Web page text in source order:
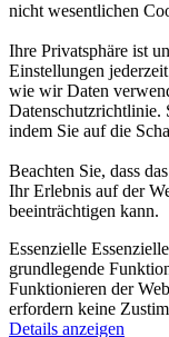
nicht wesentlichen
Ihre Privatsphäre ist
Einstellungen
wie wir Daten
Datenschutzrichtlinie.
indem Sie auf die
Beachten Sie, dass
Ihr Erlebnis auf der
beeinträchtigen kann.
Essenzielle
grundlegende
Funktionieren der
erfordern keine
Details anzeigen